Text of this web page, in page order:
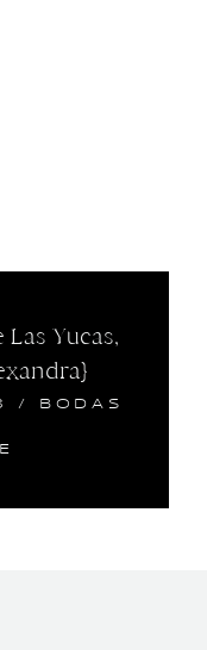
Yucas,
/ BODAS